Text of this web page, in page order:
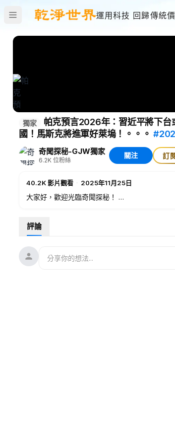
運用科技 回歸傳統
獨家
帕克預言2026年：習近平將下台
國！馬斯克將進軍好萊塢！。。。
奇聞探秘-GJW獨家
6.2K 位粉絲
關注 訂
40.2K影片觀看 · 2025年11月25日
大家好，歡迎光臨奇聞探秘！
2016年川普會當選。在川普馬斯克緊密協作時
其是全球矚目的查理柯克和於朦朧的被害，讓
2026年全球又將發生什麼重大事件呢？下面我
評論